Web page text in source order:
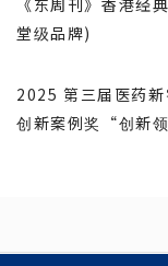
《东周刊》香港经
堂级品牌)
2025 第三届医药
创新案例奖“创新